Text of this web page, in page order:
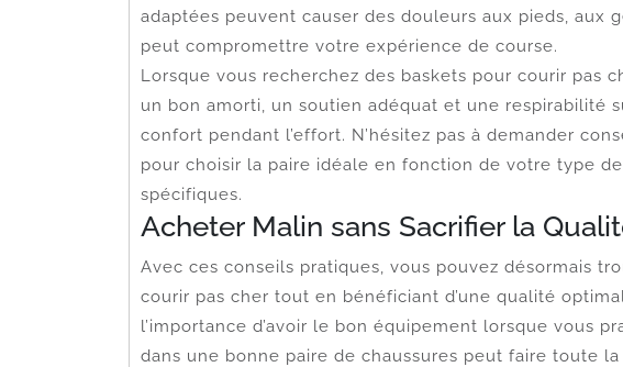
adaptées peuvent causer des douleurs aux pieds, aux
peut compromettre votre expérience de course.
Lorsque vous recherchez des baskets pour courir pas
un bon amorti, un soutien adéquat et une respirabilité
confort pendant l’effort. N’hésitez pas à demander
pour choisir la paire idéale en fonction de votre type
spécifiques.
Acheter Malin sans Sacrifier la
Avec ces conseils pratiques, vous pouvez désormais
courir pas cher tout en bénéficiant d’une qualité
l’importance d’avoir le bon équipement lorsque vous
dans une bonne paire de chaussures peut faire toute